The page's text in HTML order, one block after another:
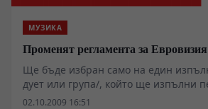
МУЗИКА
Променят регламента за Евровизия
Ще бъде избран само на един
дует или група/, който ще изпълни
поръчани и продуцирани от БНТ.
02.10.2009 16:51